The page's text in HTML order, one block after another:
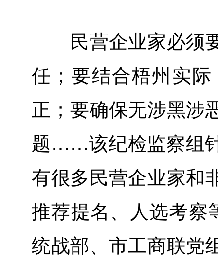
民营企业家必须要
任；要结合梧州实
正；要确保无涉黑涉
题……该纪检监察组
有很多民营企业家和
推荐提名、人选考察
统战部、市工商联党